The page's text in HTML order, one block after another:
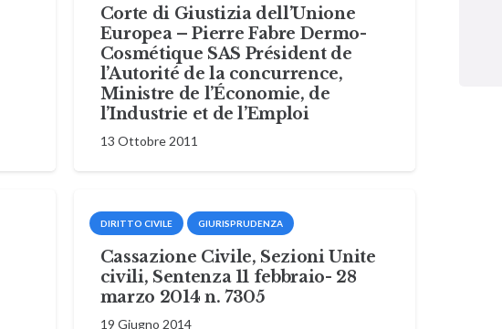
Corte di Giustizia dell’Unione
Europea – Pierre Fabre Dermo-
Cosmétique SAS Président de
l’Autorité de la concurrence,
Ministre de l’Économie, de
l’Industrie et de l’Emploi
13 Ottobre 2011
DIRITTO CIVILE GIURISPRUDENZA
Cassazione Civile, Sezioni Unite
civili, Sentenza 11 febbraio- 28
marzo 2014 n. 7305
19 Giugno 2014